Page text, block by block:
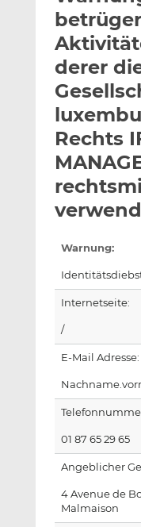
derer
Rechts
Warnung:
Internetseite:
/
E-Mail Adresse:
01 87 65 29 65
Angeblicher
4 Avenue de
Malmaison